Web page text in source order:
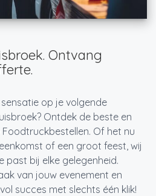
Ontvang
op je volgende
Ontdek de beste en
Of het nu
of een groot feest, wij
past bij elke gelegenheid.
van jouw evenement en
succes met slechts één klik!